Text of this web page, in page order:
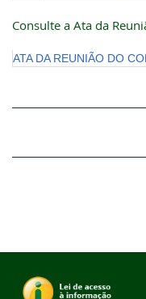
Consulte a Ata da
ATA DA REUNIÃO DO